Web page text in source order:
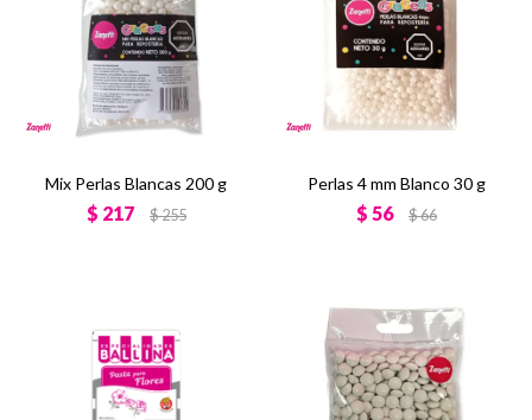
Mix Perlas Blancas 200 g
$ 217 $255
Perlas 4 mm Blanco 30 g
$ 56 $66